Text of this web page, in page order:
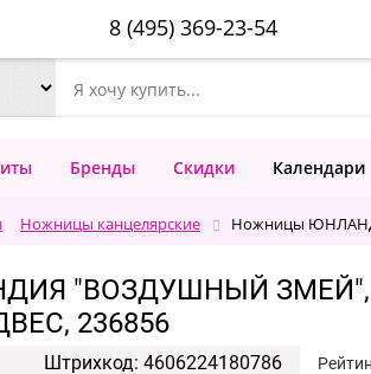
8 (495) 369-23-54
Бренды Скидки Календари
Ножницы канцелярские Ножницы
"ВОЗДУШНЫЙ ЗМЕЙ",
236856
Штрихкод: 4606224180786